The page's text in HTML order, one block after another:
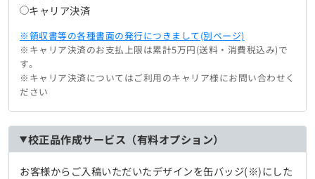
キャリア決済
※領収書等の各種書面の発行につきまして(別ページ)
※キャリア決済のお支払上限は累計5万円(送料・消費税込み)で
す。
※キャリア決済についてはご利用のキャリア様にお問い合わせく
ださい
校正品作成サービス（有料オプション）
お客様からご入稿いただいたデザインを缶バッジ(※)にした